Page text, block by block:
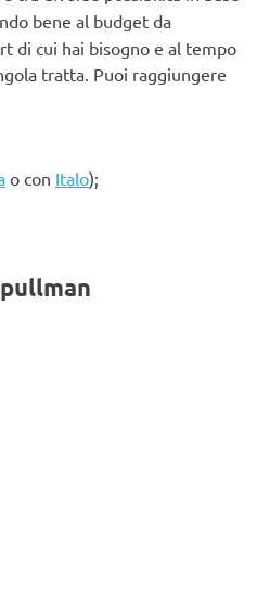
bene al budget da
di cui hai bisogno e al tempo
tratta. Puoi raggiungere
o con Italo);